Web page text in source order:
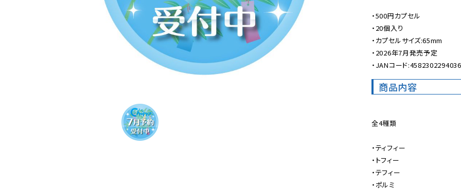
・500円カプセル
・20個入り
・カプセルサイズ:65mm
・2026年7月発売予定
・JANコード:4582302294036
商品内容
全4種類
・ティフィー
・トフィー
・テフィー
・ポルミ